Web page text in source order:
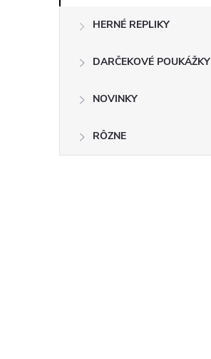
HERNÉ REPLIKY
DARČEKOVÉ POUKÁŽKY
NOVINKY
RÔZNE